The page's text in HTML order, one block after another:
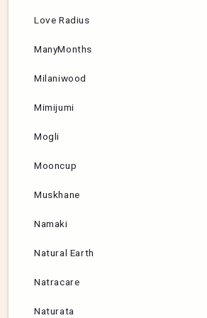
Love Radius
ManyMonths
Milaniwood
Mimijumi
Mogli
Mooncup
Muskhane
Namaki
Natural Earth
Natracare
Naturata